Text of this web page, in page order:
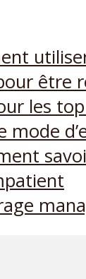
être
les
mode